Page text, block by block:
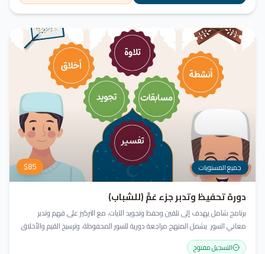
جميع المستويات $85
دورة تحفيظ وتدبر جزء عَمَّ (للشباب)
برنامج شامل يهدف إلى تلقين وحفظ وتجويد الآيات، مع التركيز على فهم وتدبر
معاني السور. يشمل المنهج مراجعة دورية للسور المحفوظة، وترسيخ القيم والأخلاق
القرآنية من خلال أنشطة تفاعلية تدعم مهارات القراءة والفهم.
التسجيل مفتوح